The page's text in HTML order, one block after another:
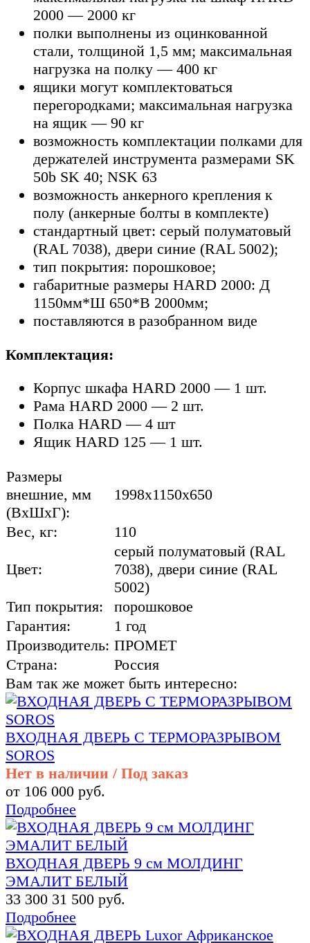
2000 — 2000 кг
полки выполнены из оцинкованной
стали, толщиной 1,5 мм; максимальная
нагрузка на полку — 400 кг
ящики могут комплектоваться
перегородками; максимальная нагрузка
на ящик — 90 кг
возможность комплектации полками для
держателей инструмента размерами SK
50b SK 40; NSK 63
возможность анкерного крепления к
полу (анкерные болты в комплекте)
стандартный цвет: серый полуматовый
(RAL 7038), двери синие (RAL 5002);
тип покрытия: порошковое;
габаритные размеры HARD 2000: Д
1150мм*Ш 650*В 2000мм;
поставляются в разобранном виде
Комплектация:
Корпус шкафа HARD 2000 — 1 шт.
Рама HARD 2000 — 2 шт.
Полка HARD — 4 шт
Ящик HARD 125 — 1 шт.
Размеры
внешние, мм
(ВхШхГ):
1998x1150x650
Вес, кг: 110
Цвет:
серый полуматовый (RAL
7038), двери синие (RAL
5002)
Тип покрытия:
порошковое
Гарантия:
1 год
Производитель: ПРОМЕТ
Страна:
Россия
Вам так же может быть интересно:
ВХОДНАЯ ДВЕРЬ С ТЕРМОРАЗРЫВОМ
SOROS
Нет в наличии / Под заказ
от 106 000 руб.
Подробнее
ВХОДНАЯ ДВЕРЬ 9 см МОЛДИНГ
ЭМАЛИТ БЕЛЫЙ
33 300 31 500 руб.
Подробнее